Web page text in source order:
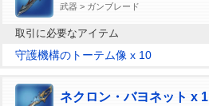
武器 > ガンブレード
取引に必要なアイテム
守護機構のトーテム像 x 10
ネクロン・バヨネット x 1